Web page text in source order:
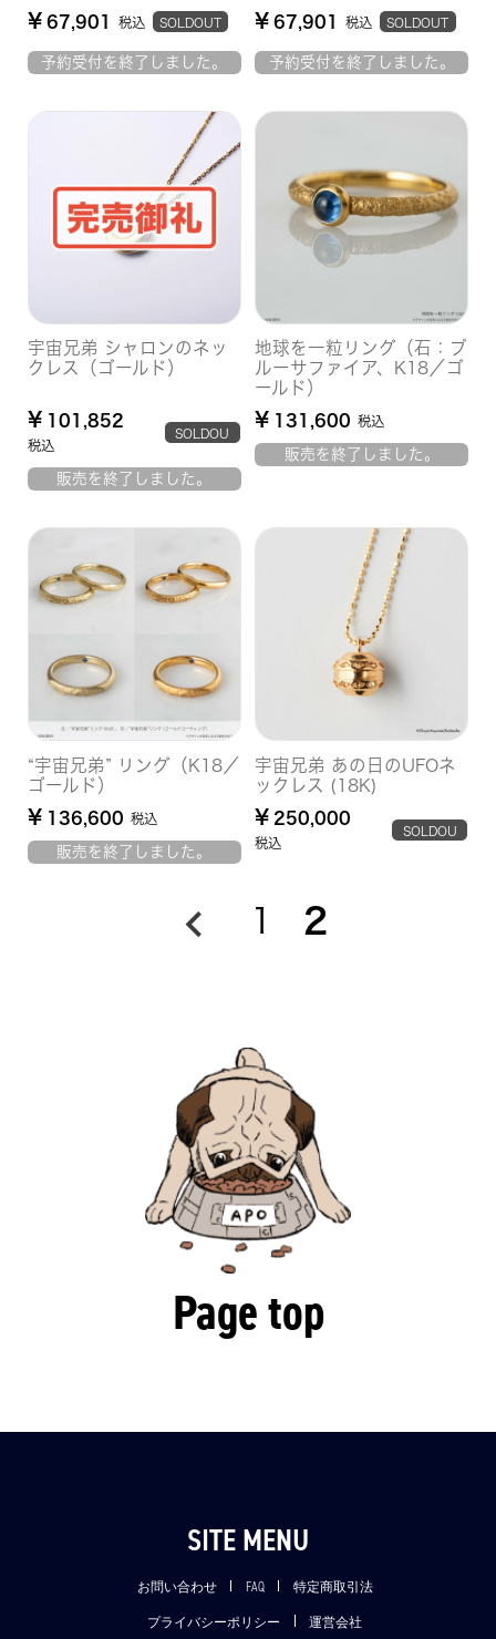
¥ 67,901 税込 SOLDOUT
予約受付を終了しました。
¥ 67,901 税込 SOLDOUT
予約受付を終了しました。
宇宙兄弟 シャロンのネッ
クレス（ゴールド）
¥ 101,852
税込
SOLDOU
販売を終了しました。
地球を一粒リング（石：ブ
ルーサファイア、K18／ゴ
ールド）
¥ 131,600 税込
販売を終了しました。
“宇宙兄弟” リング（K18／
ゴールド）
¥ 136,600 税込
販売を終了しました。
宇宙兄弟 あの日のUFOネ
ックレス (18K)
¥ 250,000
税込
SOLDOU
1 2
Page top
SITE MENU
お問い合わせ FAQ 特定商取引法
プライバシーポリシー 運営会社